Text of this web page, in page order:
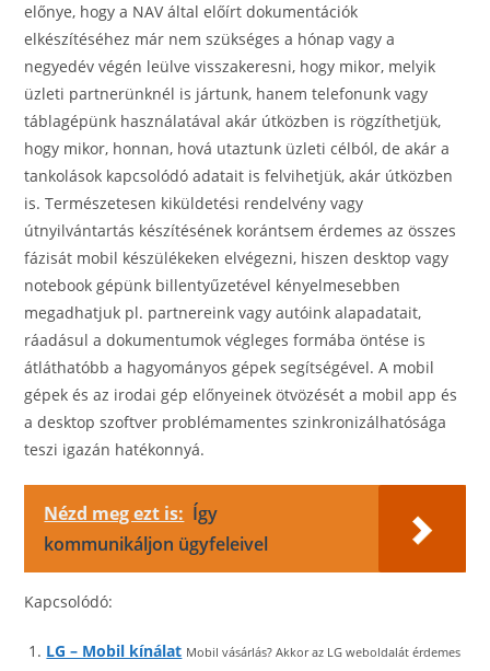
előnye, hogy a NAV által előírt dokumentációk
elkészítéséhez már nem szükséges a hónap vagy a
negyedév végén leülve visszakeresni, hogy mikor, melyik
üzleti partnerünknél is jártunk, hanem telefonunk vagy
táblagépünk használatával akár útközben is rögzíthetjük,
hogy mikor, honnan, hová utaztunk üzleti célból, de akár a
tankolások kapcsolódó adatait is felvihetjük, akár útközben
is. Természetesen kiküldetési rendelvény vagy
útnyilvántartás készítésének korántsem érdemes az összes
fázisát mobil készülékeken elvégezni, hiszen desktop vagy
notebook gépünk billentyűzetével kényelmesebben
megadhatjuk pl. partnereink vagy autóink alapadatait,
ráadásul a dokumentumok végleges formába öntése is
átláthatóbb a hagyományos gépek segítségével. A mobil
gépek és az irodai gép előnyeinek ötvözését a mobil app és
a desktop szoftver problémamentes szinkronizálhatósága
teszi igazán hatékonnyá.
Nézd meg ezt is: Így
kommunikáljon ügyfeleivel
Kapcsolódó:
LG – Mobil kínálat Mobil vásárlás? Akkor az LG weboldalát érdemes